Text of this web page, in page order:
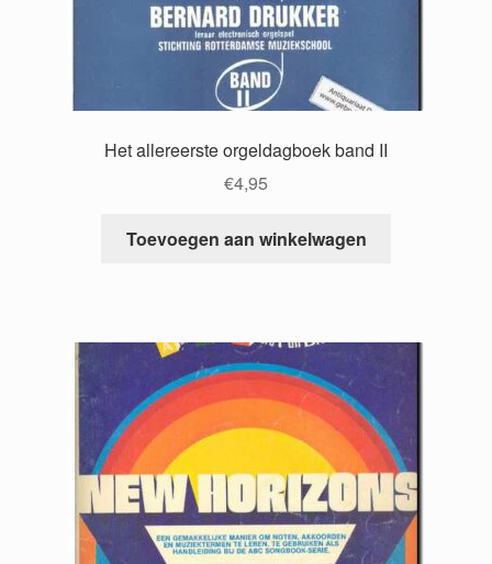
Het allereerste orgeldagboek band II
€4,95
Toevoegen aan winkelwagen